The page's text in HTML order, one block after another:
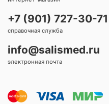
+7 (901) 727-30-71
справочная служба
info@salismed.ru
электронная почта